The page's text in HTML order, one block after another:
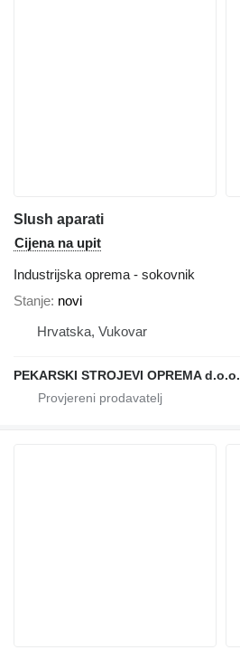
Slush aparati
Cijena na upit
Industrijska oprema - sokovnik
Stanje novi
Hrvatska, Vukovar
PEKARSKI STROJEVI OPREMA d.o.o.